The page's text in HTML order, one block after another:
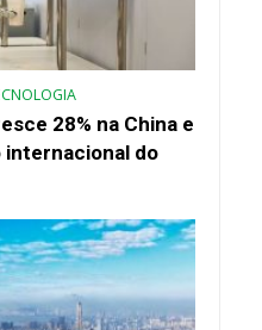
28% na China e
internacional do